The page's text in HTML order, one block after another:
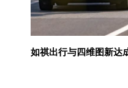
如祺出行与四维图新达